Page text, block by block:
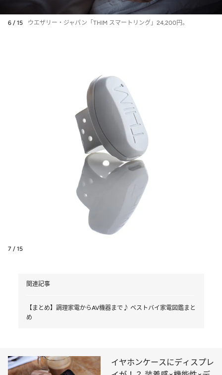
6 / 15 ウエザリー・ジャパン「THIM スマートリング」24,200円。
7 / 15
関連記事
【まとめ】調理家電からAV機器まで♪ ベストバイ家電図鑑まと
め
イヤホンケースにディスプレ